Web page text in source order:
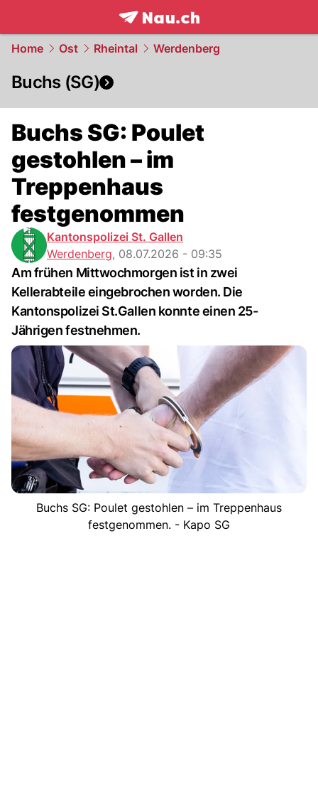
frontpage.NAU.ch
Home Ost Rheintal Werdenberg
Buchs (SG)
Buchs SG: Poulet
gestohlen – im
Treppenhaus
festgenommen
Kantonspolizei St. Gallen
Werdenberg, 08.07.2026 - 09:35
Am frühen Mittwochmorgen ist in zwei
Kellerabteile eingebrochen worden. Die
Kantonspolizei St.Gallen konnte einen 25-
Jährigen festnehmen.
Buchs SG: Poulet gestohlen – im Treppenhaus
festgenommen. - Kapo SG